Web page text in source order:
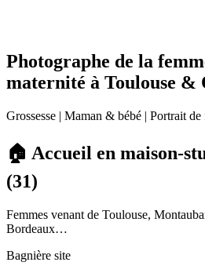
Photographe de la
maternité à Toulouse &
Grossesse | Maman & bébé | Portrait de
🏠 Accueil en maison-
(31)
Femmes venant de Toulouse,
Bordeaux…
Bagnière site